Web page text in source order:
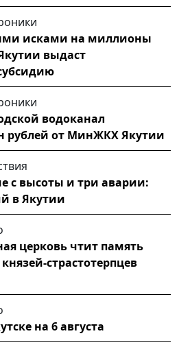
исками на миллионы
выдаст
водоканал
рублей от МинЖКХ Якутии
с высоты и три аварии:
в Якутии
церковь чтит память
страстотерпцев
на 6 августа